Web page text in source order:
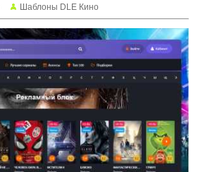
Шаблоны DLE Кино